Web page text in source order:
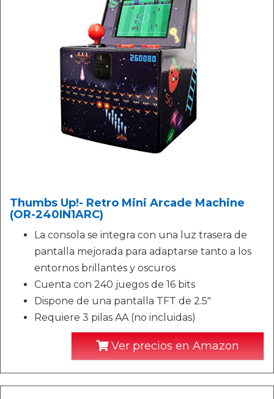
Thumbs Up!- Retro Mini Arcade Machine
(OR-240IN1ARC)
La consola se integra con una luz trasera de
pantalla mejorada para adaptarse tanto a los
entornos brillantes y oscuros
Cuenta con 240 juegos de 16 bits
Dispone de una pantalla TFT de 2.5"
Requiere 3 pilas AA (no incluidas)
Ver precios en Amazon